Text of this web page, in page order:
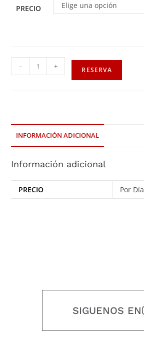
PRECIO Elige una opción
- + RESERVA
INFORMACIÓN ADICIONAL
Información adicional
PRECIO Por Día
SIGUENOS EN